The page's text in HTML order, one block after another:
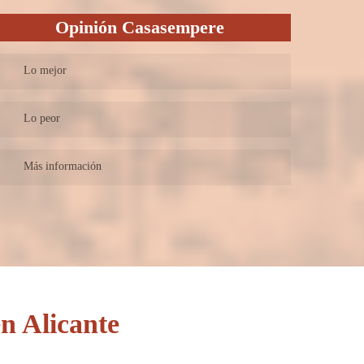
Opinión Casasempere
Lo mejor
el 50% de los honorarios.
Lo peor
Más información
ofrecen solo cobrar el 50% de los honorarios. Además
Alicante